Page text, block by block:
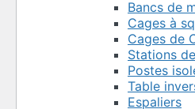
Bancs de
Cages à
Cages de
Stations
Postes
Table
Espaliers